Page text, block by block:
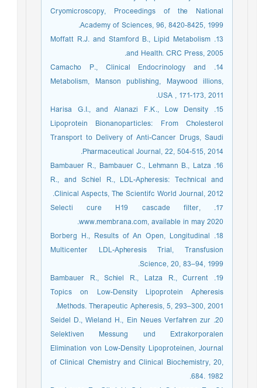
Cryomicroscopy, Proceedings of the National
Academy of Sciences, 96, 8420-8425, 1999.
13. Moffatt R.J. and Stamford B., Lipid Metabolism
and Health. CRC Press, 2005.
14. Camacho P., Clinical Endocrinology and
Metabolism, Manson publishing, Maywood illions,
USA , 171-173, 2011.
15. Harisa G.I., and Alanazi F.K., Low Density
Lipoprotein Bionanoparticles: From Cholesterol
Transport to Delivery of Anti-Cancer Drugs, Saudi
Pharmaceutical Journal, 22, 504-515, 2014.
16. Bambauer R., Bambauer C., Lehmann B., Latza
R., and Schiel R., LDL-Apheresis: Technical and
Clinical Aspects, The Scientifc World Journal, 2012.
17. Selecti cure H19 cascade filter,
www.membrana.com, available in may 2020.
18. Borberg H., Results of An Open, Longitudinal
Multicenter LDL-Apheresis Trial, Transfusion
Science, 20, 83–94, 1999.
19. Bambauer R., Schiel R., Latza R., Current
Topics on Low-Density Lipoprotein Apheresis
Methods. Therapeutic Apheresis, 5, 293–300, 2001.
20. Seidel D., Wieland H., Ein Neues Verfahren zur
Selektiven Messung und Extrakorporalen
Elimination von Low-Density Lipoproteinen, Journal
of Clinical Chemistry and Clinical Biochemistry, 20,
684. 1982.